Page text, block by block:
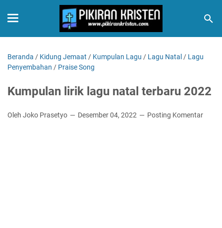
Beranda / Kidung Jemaat / Kumpulan Lagu / Lagu Natal / Lagu
Penyembahan / Praise Song
Kumpulan lirik lagu natal terbaru 2022
Oleh Joko Prasetyo Desember 04, 2022 Posting Komentar